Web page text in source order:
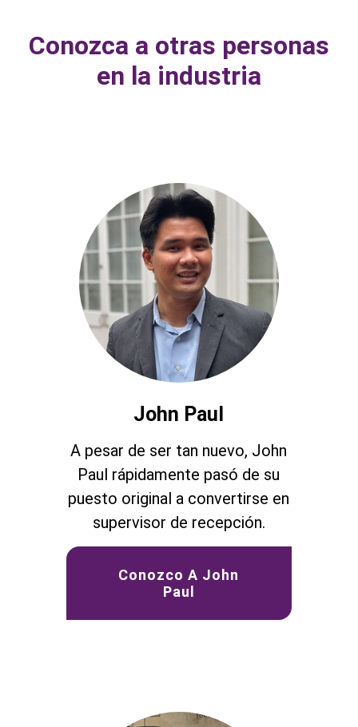
Conozca a otras personas
en la industria
John Paul
A pesar de ser tan nuevo, John
Paul rápidamente pasó de su
puesto original a convertirse en
supervisor de recepción.
Conozco A John
Paul